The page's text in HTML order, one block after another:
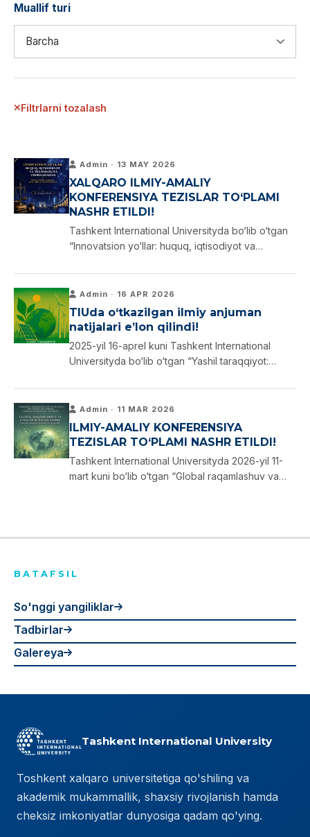
Muallif turi
Filtrlarni tozalash
XALQARO ILMIY-AMALIY
KONFERENSIYA TEZISLAR TO‘PLAMI
NASHR ETILDI!
Admin · 13 MAY 2026
Tashkent International Universityda bo‘lib o‘tgan
“Innovatsion yo‘llar: huquq, iqtisodiyot va
ilmiy-amaliy konferensiya tezislar to‘plami nashr
etildi.
TIUda o‘tkazilgan ilmiy anjuman
natijalari e’lon qilindi!
Admin · 16 APR 2026
2025-yil 16-aprel kuni Tashkent International
Universityda bo‘lib o‘tgan “Yashil taraqqiyot:
ilmiy-amaliy anjumanga taqdim etilgan tezislar
to‘plami tayyorlandi.
ILMIY-AMALIY KONFERENSIYA
TEZISLAR TO‘PLAMI NASHR ETILDI!
Admin · 11 MAR 2026
Tashkent International Universityda 2026-yil 11-
mart kuni bo‘lib o‘tgan “Global raqamlashuv va
BATAFSIL
So'nggi yangiliklar
Tadbirlar
Galereya
Tashkent International University
Toshkent xalqaro universitetiga qo'shiling va
akademik mukammallik, shaxsiy rivojlanish hamda
cheksiz imkoniyatlar dunyosiga qadam qo'ying.